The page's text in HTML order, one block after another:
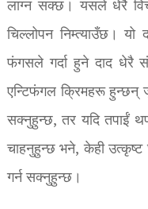
लाग्न सक्छ। यसले धेरै
चिल्लोपन निम्त्याउँछ।
फंगसले गर्दा हुने दाद धेरै
एन्टिफंगल क्रिमहरू हुन्छन्
सक्नुहुन्छ, तर यदि तपाईं
चाहनुहुन्छ भने, केही
गर्न सक्नुहुन्छ।